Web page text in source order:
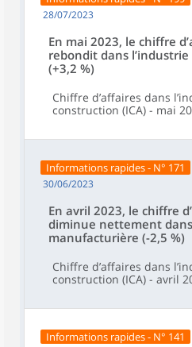
28/07/2023
En mai 2023, le chiffre
rebondit dans
(+3,2 %)
Chiffre d’affaires dans
construction (ICA) - mai
Informations rapides - N° 171
30/06/2023
En avril 2023, le chiffre
diminue nettement
manufacturière (-2,5 %)
Chiffre d’affaires dans
construction (ICA) - avril
Informations rapides - N° 141